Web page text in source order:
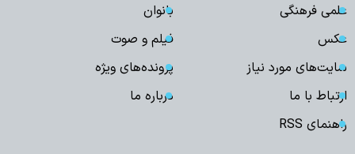
علمی فرهنگی
بانوان
عکس
فیلم و صوت
سایت‌های مورد نیاز
پرونده‌های ویژه
ارتباط با ما
درباره ما
راهنمای RSS